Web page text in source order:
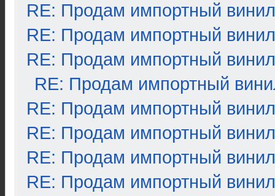
RE: Продам импортный винил
RE: Продам импортный винил
RE: Продам импортный винил
RE: Продам импортный
RE: Продам импортный винил
RE: Продам импортный винил
RE: Продам импортный винил
RE: Продам импортный винил